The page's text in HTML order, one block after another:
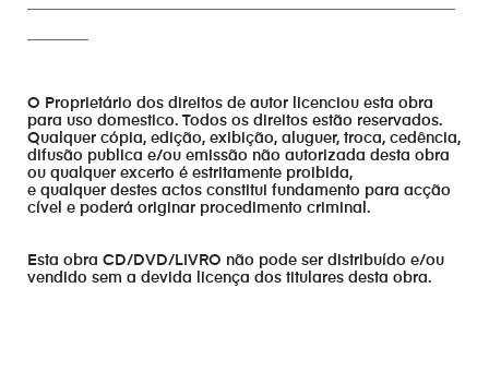
O Proprietário dos direitos de autor licenciou esta obra
para uso domestico. Todos os direitos estão reservados.
Qualquer cópia, edição, exibição, aluguer, troca, cedência,
difusão publica e/ou emissão não autorizada desta obra
ou qualquer excerto é estritamente proibida,
e qualquer destes actos constitui fundamento para acção
cível e poderá originar procedimento criminal.
Esta obra CD/DVD/LIVRO não pode ser distribuído e/ou
vendido sem a devida licença dos titulares desta obra.